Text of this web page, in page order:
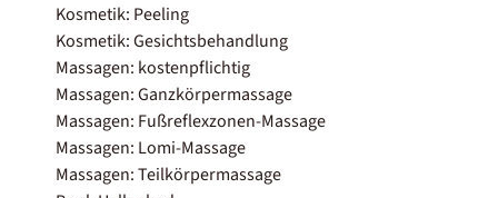
Kosmetik: Peeling
Kosmetik: Gesichtsbehandlung
Massagen: kostenpflichtig
Massagen: Ganzkörpermassage
Massagen: Fußreflexzonen-Massage
Massagen: Lomi-Massage
Massagen: Teilkörpermassage